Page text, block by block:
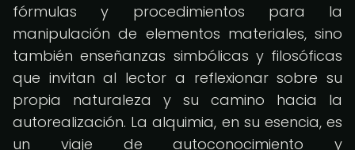
fórmulas y procedimientos para la
manipulación de elementos materiales, sino
también enseñanzas simbólicas y filosóficas
que invitan al lector a reflexionar sobre su
propia naturaleza y su camino hacia la
autorealización. La alquimia, en su esencia, es
un viaje de autoconocimiento y